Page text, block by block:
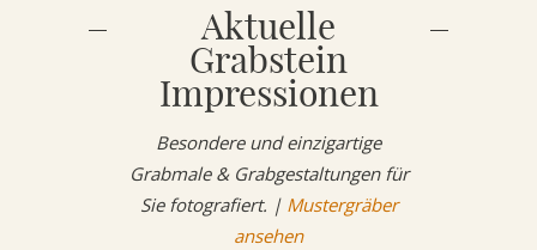
Aktuelle
Grabstein
Impressionen
Besondere und einzigartige
Grabmale & Grabgestaltungen für
Sie fotografiert. | Mustergräber
ansehen